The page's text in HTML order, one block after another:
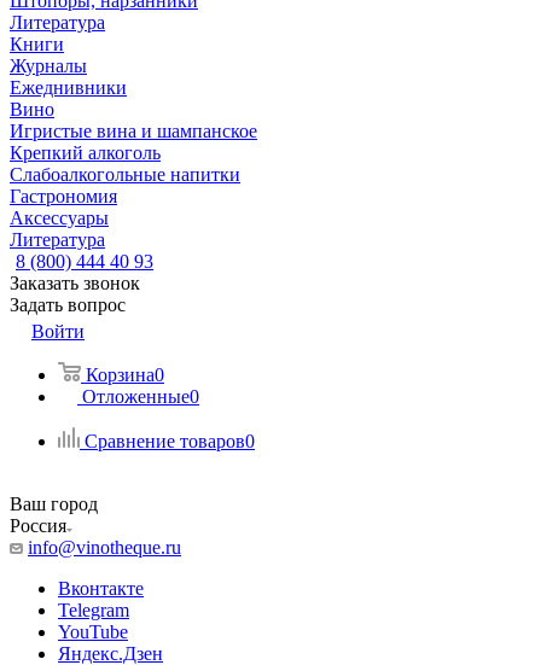
Литература
Книги
Журналы
Ежеднивники
Вино
Игристые вина и шампанское
Крепкий алкоголь
Слабоалкогольные напитки
Гастрономия
Аксессуары
Литература
8 (800) 444 40 93
Заказать звонок
Задать вопрос
Войти
Корзина0
Отложенные0
Сравнение товаров0
Ваш город
Россия
info@vinotheque.ru
Вконтакте
Telegram
YouTube
Яндекс.Дзен